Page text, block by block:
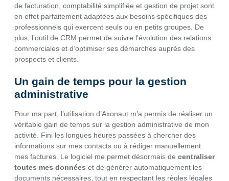
de facturation, comptabilité simplifiée et gestion de projet sont
en effet parfaitement adaptées aux besoins spécifiques des
professionnels qui exercent seuls ou en petits groupes. De
plus, l’outil de CRM permet de suivre l’évolution des relations
commerciales et d’optimiser ses démarches auprès des
prospects et clients.
Un gain de temps pour la gestion
administrative
Pour ma part, l’utilisation d’Axonaut m’a permis de réaliser un
véritable gain de temps sur la gestion administrative de mon
activité. Fini les longues heures passées à chercher des
informations sur mes contacts ou à rédiger manuellement
mes factures. Le logiciel me permet désormais de centraliser
toutes mes données et de générer automatiquement les
documents nécessaires, tout en respectant les règles légales